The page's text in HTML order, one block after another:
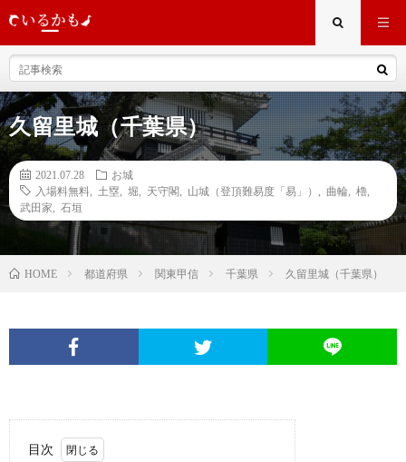
久留里城（千葉県）
2021.07.28
お城
入場料無料
土塁 堀 天守閣 山城（登頂難易度「易」） 曲輪 櫓
武田家
石垣
HOME 都道府県 関東甲信 千葉県 久留里城（千葉県）
目次